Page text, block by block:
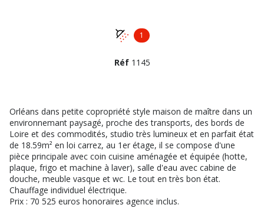
1
Réf 1145
Orléans dans petite copropriété style maison de maître dans un
environnemant paysagé, proche des transports, des bords de
Loire et des commodités, studio très lumineux et en parfait état
de 18.59m² en loi carrez, au 1er étage, il se compose d'une
pièce principale avec coin cuisine aménagée et équipée (hotte,
plaque, frigo et machine à laver), salle d'eau avec cabine de
douche, meuble vasque et wc. Le tout en très bon état.
Chauffage individuel électrique.
Prix : 70 525 euros honoraires agence inclus.